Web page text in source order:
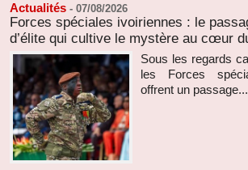
Actualités - 07/08/2026
Forces spéciales ivoiriennes : le
d’élite qui cultive le mystère au cœur
Sous les regards
les Forces
offrent un passage...